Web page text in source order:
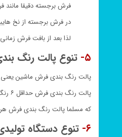
فرش برجسته دقیقا
در فرش برجسته از نخ
لذا بعد از بافت فرش
۵- تنوع پالت رنگ
پالت رنگ بندی فرش ماشین
پالت رنگ بندی فرش حداقل ۶ رنگ و حداکثر ۱۰ رنگ می باشد.
که مسلما پالت رنگ بندی فرش هر
۶- تنوع دستگاه